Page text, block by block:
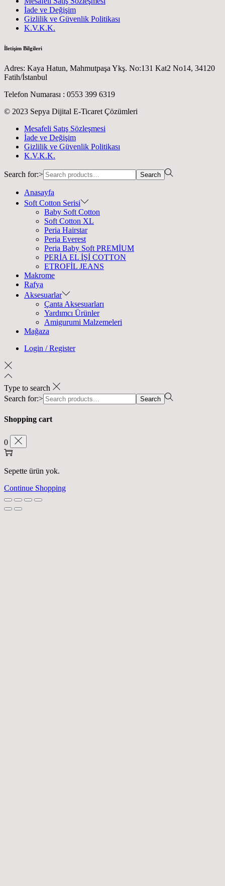
İade ve Değişim
Gizlilik ve Güvenlik Politikası
K.V.K.K.
İletişim Bilgileri
Adres: Kaya Hatun, Mahmutpaşa Ykş. No:131 Kat2 No14, 34120
Fatih/İstanbul
Telefon Numarası : 0553 399 6319
© 2023 Sepya Dijital E-Ticaret Çözümleri
Mesafeli Satış Sözleşmesi
İade ve Değişim
Gizlilik ve Güvenlik Politikası
K.V.K.K.
Search for:> Search
Anasayfa
Soft Cotton Serisi
Baby Soft Cotton
Soft Cotton XL
Peria Hairstar
Peria Everest
Peria Baby Soft PREMİUM
PERİA EL İŞİ COTTON
ETROFİL JEANS
Makrome
Rafya
Aksesuarlar
Çanta Aksesuarları
Yardımcı Ürünler
Amigurumi Malzemeleri
Mağaza
Login / Register
Type to search
Search for:>
Search
Shopping cart
0
Sepette ürün yok.
Continue Shopping